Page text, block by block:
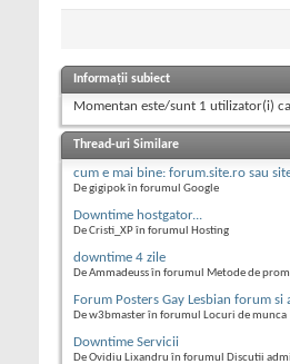
Informații subiect
Momentan este/sunt 1 utilizator(i)
Thread-uri Similare
cum e mai bine: forum.site.ro sau
De gigipok în forumul Google
Downtime hostgator...
De Cristi_XP în forumul Hosting
downtime 4 zile
De Ammadeuss în forumul Metode de
Forum Posters Gay Lesbian forum
De w3bmaster în forumul Locuri de munca
Downtime Servicii
De Ovidiu Lixandru în forumul Discutii